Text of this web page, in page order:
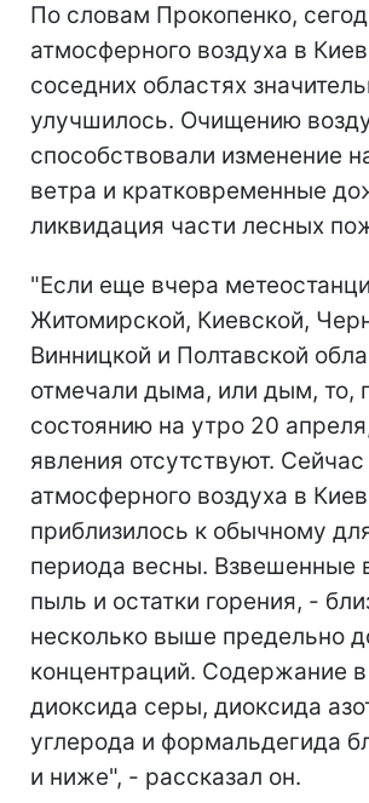
По словам Прокопенко,
атмосферного воздуха в
соседних областях
улучшилось. Очищению
способствовали изменение
ветра и кратковременные
ликвидация части лесных
"Если еще вчера
Житомирской, Киевской,
Винницкой и Полтавской
отмечали дыма, или дым, то,
состоянию на утро 20
явления отсутствуют.
атмосферного воздуха в
приблизилось к обычному
периода весны. Взвешенные
пыль и остатки горения, -
несколько выше предельно
концентраций. Содержание в
диоксида серы, диоксида
углерода и формальдегида
и ниже", - рассказал он.